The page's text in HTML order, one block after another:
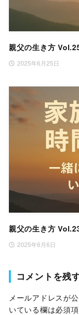
親父の生き方
2025年6月25日
親父の生き方
2025年6月6日
コメントを残
メールアドレスが
いている欄は必須